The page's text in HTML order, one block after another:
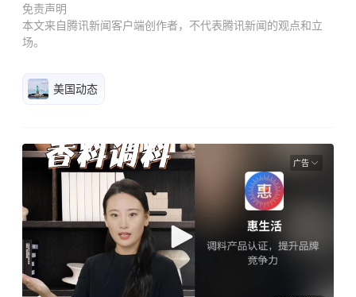
免责声明
本文来自腾讯新闻客户端创作者，不代表腾讯新闻的观点和立
场。
美国动态
广告